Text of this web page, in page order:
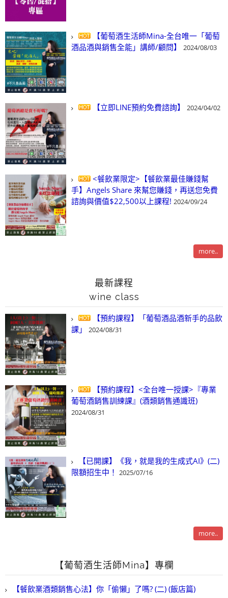
【葡萄酒生活師Mina-全台唯一「葡萄
酒品酒與銷售全能」講師/顧問】
2024/08/03
【立即LINE預約免費諮詢】 2024/04/02
<餐飲業限定>【餐飲業最佳賺錢幫
手】Angels Share 來幫您賺錢，再送您免費
諮詢與價值$22,500以上課程! 2024/09/24
more..
最新課程
wine class
【預約課程】「葡萄酒品酒新手的品飲
課」
2024/08/31
【預約課程】<全台唯一授課>『專業
葡萄酒銷售訓練課』(酒類銷售通識班)
2024/08/31
【已開課】《我，就是我的生成式AI》(二)
限額招生中！ 2025/07/16
more..
【葡萄酒生活師Mina】專欄
【餐飲業酒類銷售心法】你「偷懶」了嗎? (二) (飯店篇)